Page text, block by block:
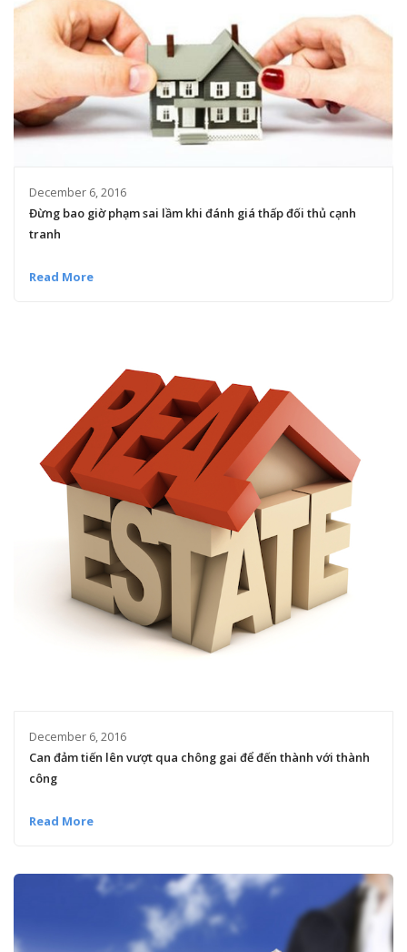
December 6, 2016
Đừng bao giờ phạm sai lầm khi đánh giá thấp đối thủ cạnh
tranh
Read More
December 6, 2016
Can đảm tiến lên vượt qua chông gai để đến thành với thành
công
Read More